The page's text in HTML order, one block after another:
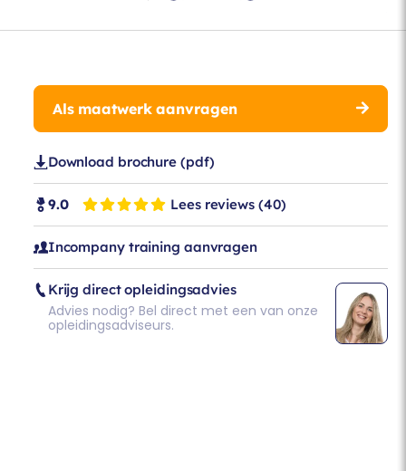
Als maatwerk aanvragen
Download brochure (pdf)
9.0 Lees reviews (40)
Incompany training aanvragen
Krijg direct opleidingsadvies
Advies nodig? Bel direct met een van onze
opleidingsadviseurs.